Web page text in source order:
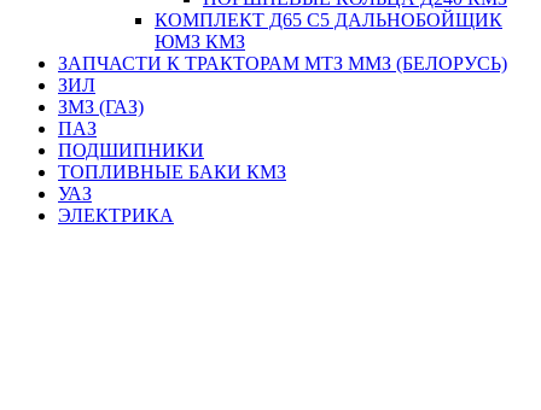
КОМПЛЕКТ Д65 С5 ДАЛЬНОБОЙЩИК
ЮМЗ КМЗ
ЗАПЧАСТИ К ТРАКТОРАМ МТЗ ММЗ (БЕЛОРУСЬ)
ЗИЛ
ЗМЗ (ГАЗ)
ПАЗ
ПОДШИПНИКИ
ТОПЛИВНЫЕ БАКИ КМЗ
УАЗ
ЭЛЕКТРИКА